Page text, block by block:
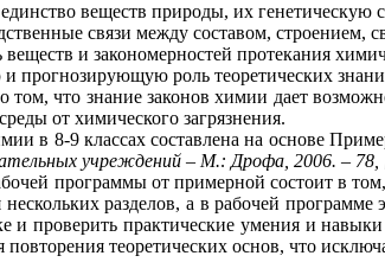
веществ природы, их генетическую
связи между составом, строением,
веществ и закономерностей протекания
прогнозирующую роль теоретических
том, что знание законов химии дает
от химического загрязнения.
в 8-9 классах составлена на основе
учреждений – М.: Дрофа, 2006. –
программы от примерной состоит в
разделов, а в рабочей
и проверить практические умения и
повторения теоретических основ, что